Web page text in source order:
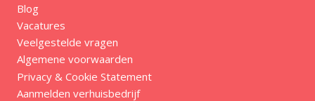
Blog
Vacatures
Veelgestelde vragen
Algemene voorwaarden
Privacy & Cookie Statement
Aanmelden verhuisbedrijf